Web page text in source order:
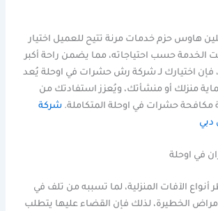
هاوس حزم خدمات مرنة تتيح للعميل اختيار
الخدمة حسب احتياجاته، مما يضمن راحة أكبر
فإن اختيارك لـ شركة رش حشرات في اوحلة يُعد
منزلك أو منشأتك، ويُعزز استفادتك من
حشرات في اوحلة المتكاملة.شركة
في اوحلة
أنواع الآفات المنزلية، لما تسببه من تلف في
الخطيرة، لذلك فإن القضاء عليها يتطلب